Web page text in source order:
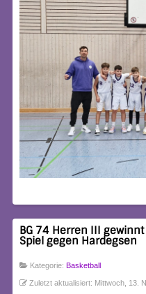
BG 74 Herren III
Spiel gegen Hardegsen
Kategorie: Basketball
Zuletzt aktualisiert: Mittwoch, 13.